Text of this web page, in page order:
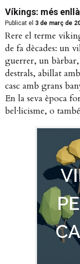
Víkings: més
Publicat el 3 de març de
Rere el terme
de fa dècades: un
guerrer, un
destrals, abillat
casc amb grans
En la seva època
bel·licisme, o